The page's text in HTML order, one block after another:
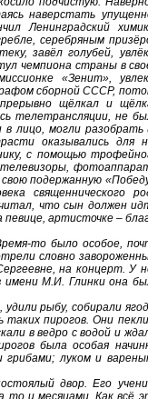
наверстать
Ленинградский
серебряным
завёл голубей,
чемпиона страны в
«Зенит»,
сборной СССР,
щёлкал и
телетрансляции, не
в лицо, могли разобрать
оказывались для
с помощью
телевизоры,
подержанную
священнического
что сын должен
артисточке –
то было особое,
словно
на концерт. У
имени М.И. Глинки она
рыбу, собирали
пирогов. Они
в ведро с водой и
была особая
грибами; луком и
двор. Его
то и месяцами. Как всё